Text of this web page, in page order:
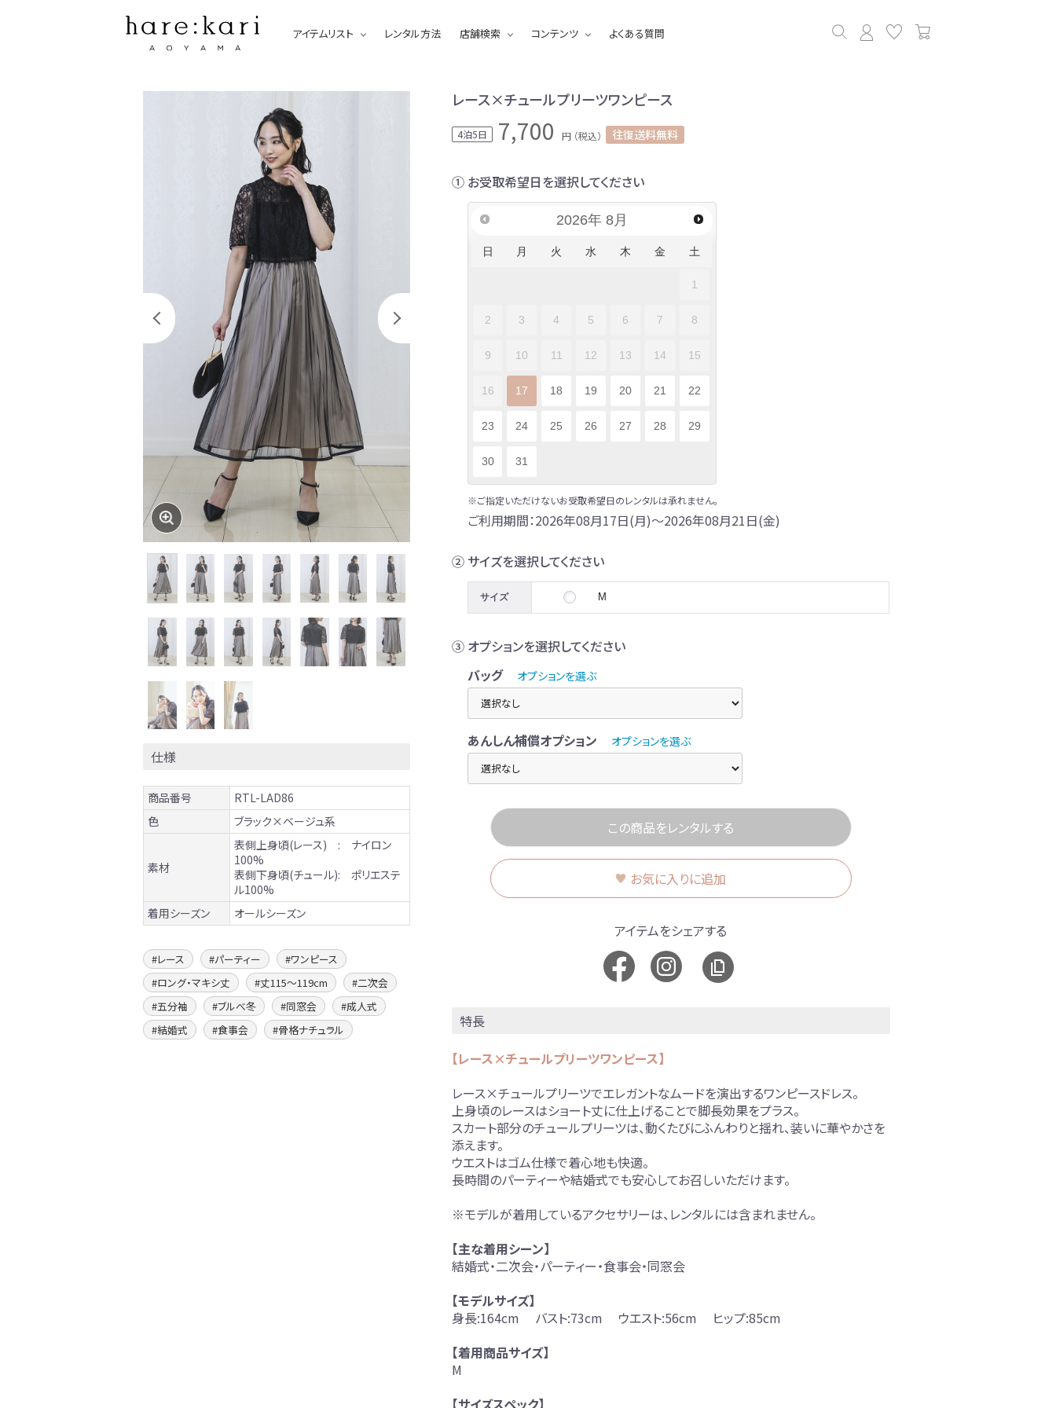
アイテムリスト レンタル方法 店舗検索 コンテンツ よくある質問
仕様
商品番号
RTL-LAD86
色
ブラック×ベージュ系
素材
表側上身頃(レース) : ナイロン
100%
表側下身頃(チュール): ポリエステ
ル100%
着用シーズン
オールシーズン
レース パーティー
ワンピース
ロング・マキシ丈
丈115〜119cm
二次会
五分袖
ブルべ冬 同窓会
成人式
結婚式
食事会 骨格ナチュラル
レース×チュールプリーツワンピース
4泊5日 7,700 円 （税込） 往復送料無料
① お受取希望日を選択してください
2026年 8月
日 月 火 水 木 金 土
1
2 3 4 5 6 7 8
9 10 11 12 13 14 15
16 17 18 19 20 21 22
23 24 25 26 27 28 29
30 31
※ご指定いただけないお受取希望日のレンタルは承れません。
ご利用期間：2026年08月17日(月)～2026年08月21日(金)
② サイズを選択してください
サイズ M
③ オプションを選択してください
バッグ
オプションを選ぶ
あんしん補償オプション オプションを選ぶ
この商品をレンタルする
お気に入りに追加
アイテムをシェアする
特長
【レース×チュールプリーツワンピース】
レース×チュールプリーツでエレガントなムードを演出するワンピースドレス。
上身頃のレースはショート丈に仕上げることで脚長効果をプラス。
スカート部分のチュールプリーツは、動くたびにふんわりと揺れ、装いに華やかさを
添えます。
ウエストはゴム仕様で着心地も快適。
長時間のパーティーや結婚式でも安心してお召しいただけます。
※モデルが着用しているアクセサリーは、レンタルには含まれません。
【主な着用シーン】
結婚式・二次会・パーティー・食事会・同窓会
【モデルサイズ】
身長:164cm バスト:73cm ウエスト:56cm ヒップ:85cm
【着用商品サイズ】
M
【サイズスペック】